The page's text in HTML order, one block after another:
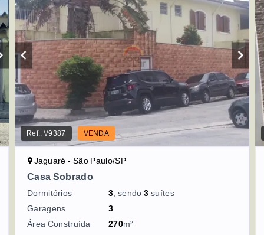
Ref.:V9387 VENDA
Jaguaré - São Paulo/SP
Casa Sobrado
Dormitórios 3 , sendo3 suítes
Garagens
3
Área Construída
270m²